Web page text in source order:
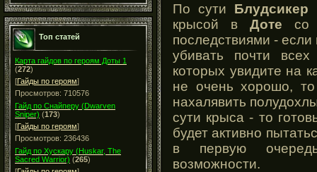
Топ статей
Карта гайдов по героям Доты 1
(272)
[Гайды по героям]
Просмотров: 710576
Гайд по Снайперу (Dwarven
Sniper) (173)
[Гайды по героям]
Просмотров: 236436
Гайд по Хускару (Huskar, The
Sacred Warrior) (265)
По сути Блудсикер
крысой в Доте со
последствиями -
убивать почти всех
которых увидите на
не очень хорошо,
нахалявить
сути крыса - то
будет активно
в первую
возможности.